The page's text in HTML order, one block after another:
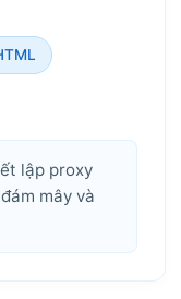
lập proxy
mây và